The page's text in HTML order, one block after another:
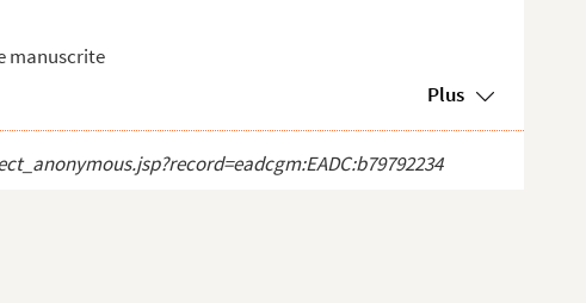
manuscrite
Plus